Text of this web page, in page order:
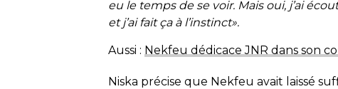
eu le temps de se voir. Mais oui, j’ai
et j’ai fait ça à l’instinct».
Aussi : Nekfeu dédicace JNR dans son
Niska précise que Nekfeu avait laissé